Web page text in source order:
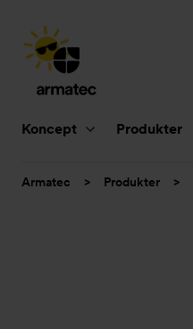
Koncept Produkter
Du
Armatec > Produkter >